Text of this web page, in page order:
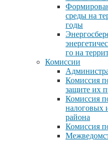
среды на
годы
го на
Комиссии
Комиссия
защите их
Комиссия
налоговых
района
Комиссия